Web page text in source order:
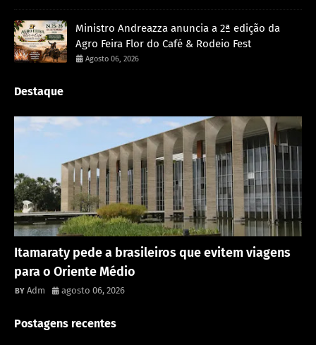
Ministro Andreazza anuncia a 2ª edição da
Agro Feira Flor do Café & Rodeio Fest
Agosto 06, 2026
Destaque
Itamaraty pede a brasileiros que evitem viagens
para o Oriente Médio
Adm agosto 06, 2026
Postagens recentes